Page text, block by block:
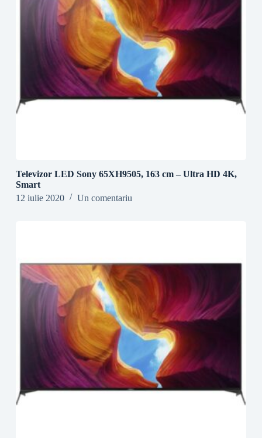
Televizor LED Sony 65XH9505, 163 cm – Ultra HD 4K,
Smart
12 iulie 2020
Un comentariu